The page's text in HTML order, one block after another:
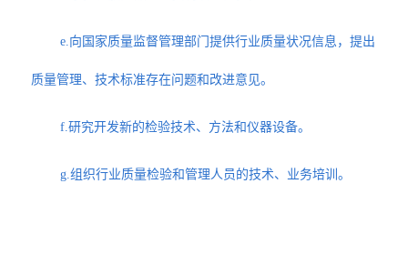
e.向国家质量监督管理部门提供行业质量状况信息，提出
质量管理、技术标准存在问题和改进意见。
f.研究开发新的检验技术、方法和仪器设备。
g.组织行业质量检验和管理人员的技术、业务培训。